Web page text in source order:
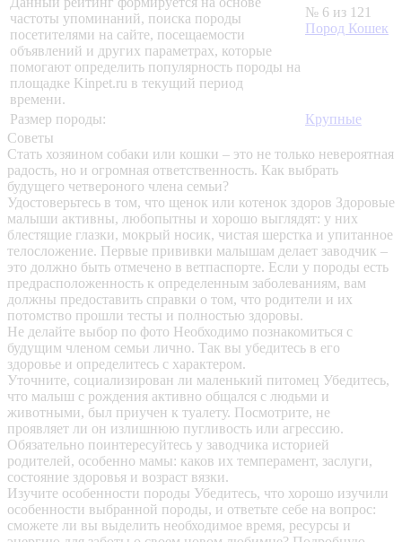
частоты упоминаний, поиска породы
посетителями на сайте, посещаемости
объявлений и других параметрах, которые
помогают определить популярность породы на
площадке Kinpet.ru в текущий период
времени.
№ 6 из 121
Пород Кошек
Размер породы:
Крупные
Советы
Стать хозяином собаки или кошки – это не только невероятная
радость, но и огромная ответственность. Как выбрать
будущего четвероного члена семьи?
Удостоверьтесь в том, что щенок или котенок здоров Здоровые
малыши активны, любопытны и хорошо выглядят: у них
блестящие глазки, мокрый носик, чистая шерстка и упитанное
телосложение. Первые прививки малышам делает заводчик –
это должно быть отмечено в ветпаспорте. Если у породы есть
предрасположенность к определенным заболеваниям, вам
должны предоставить справки о том, что родители и их
потомство прошли тесты и полностью здоровы.
Не делайте выбор по фото Необходимо познакомиться с
будущим членом семьи лично. Так вы убедитесь в его
здоровье и определитесь с характером.
Уточните, социализирован ли маленький питомец Убедитесь,
что малыш с рождения активно общался с людьми и
животными, был приучен к туалету. Посмотрите, не
проявляет ли он излишнюю пугливость или агрессию.
Обязательно поинтересуйтесь у заводчика историей
родителей, особенно мамы: каков их темперамент, заслуги,
состояние здоровья и возраст вязки.
Изучите особенности породы Убедитесь, что хорошо изучили
особенности выбранной породы, и ответьте себе на вопрос:
сможете ли вы выделить необходимое время, ресурсы и